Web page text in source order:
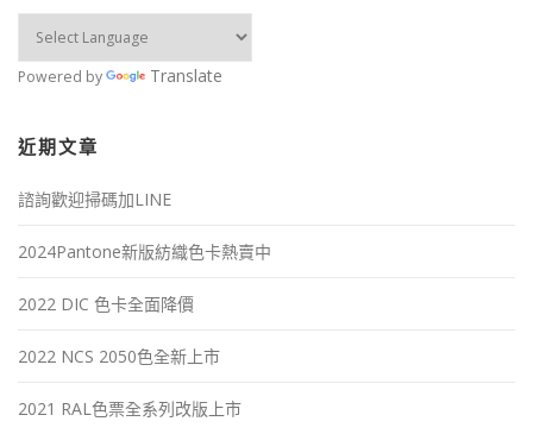
Powered by Translate
近期文章
諮詢歡迎掃碼加LINE
2024Pantone新版紡織色卡熱賣中
2022 DIC 色卡全面降價
2022 NCS 2050色全新上市
2021 RAL色票全系列改版上市